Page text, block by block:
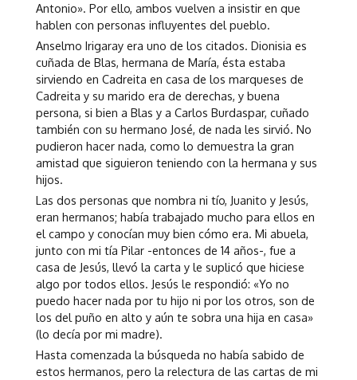
Antonio». Por ello, ambos vuelven a insistir en que
hablen con personas influyentes del pueblo.
Anselmo Irigaray era uno de los citados. Dionisia es
cuñada de Blas, hermana de María, ésta estaba
sirviendo en Cadreita en casa de los marqueses de
Cadreita y su marido era de derechas, y buena
persona, si bien a Blas y a Carlos Burdaspar, cuñado
también con su hermano José, de nada les sirvió. No
pudieron hacer nada, como lo demuestra la gran
amistad que siguieron teniendo con la hermana y sus
hijos.
Las dos personas que nombra ni tío, Juanito y Jesús,
eran hermanos; había trabajado mucho para ellos en
el campo y conocían muy bien cómo era. Mi abuela,
junto con mi tía Pilar -entonces de 14 años-, fue a
casa de Jesús, llevó la carta y le suplicó que hiciese
algo por todos ellos. Jesús le respondió: «Yo no
puedo hacer nada por tu hijo ni por los otros, son de
los del puño en alto y aún te sobra una hija en casa»
(lo decía por mi madre).
Hasta comenzada la búsqueda no había sabido de
estos hermanos, pero la relectura de las cartas de mi